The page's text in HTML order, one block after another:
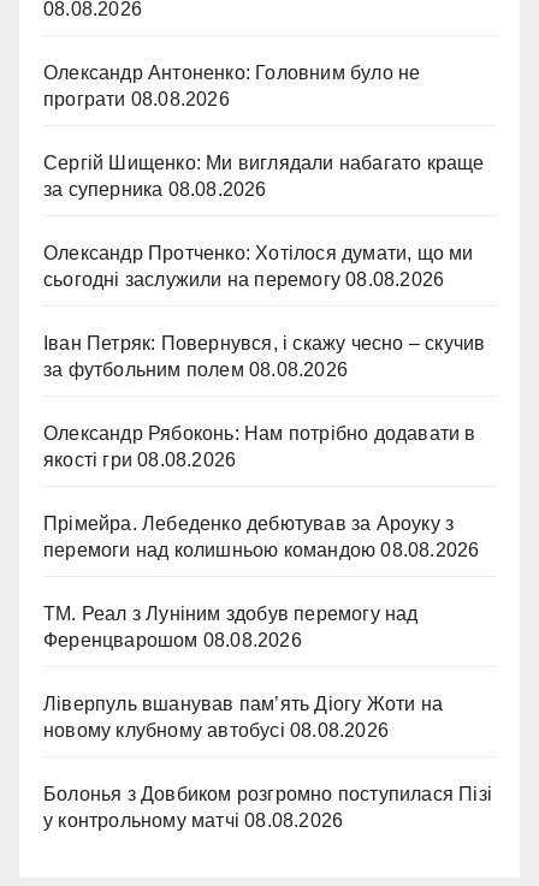
08.08.2026
Олександр Антоненко: Головним було не
програти 08.08.2026
Сергій Шищенко: Ми виглядали набагато краще
за суперника 08.08.2026
Олександр Протченко: Хотілося думати, що ми
сьогодні заслужили на перемогу 08.08.2026
Іван Петряк: Повернувся, і скажу чесно – скучив
за футбольним полем 08.08.2026
Олександр Рябоконь: Нам потрібно додавати в
якості гри 08.08.2026
Прімейра. Лебеденко дебютував за Ароуку з
перемоги над колишньою командою 08.08.2026
ТМ. Реал з Луніним здобув перемогу над
Ференцварошом 08.08.2026
Ліверпуль вшанував пам’ять Діогу Жоти на
новому клубному автобусі 08.08.2026
Болонья з Довбиком розгромно поступилася Пізі
у контрольному матчі 08.08.2026